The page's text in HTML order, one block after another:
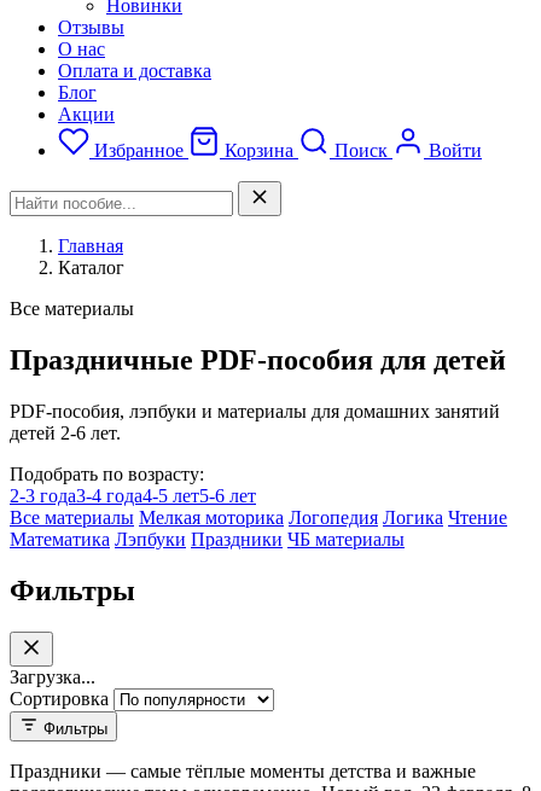
Новинки
Отзывы
О нас
Оплата и доставка
Блог
Акции
Избранное
Корзина Поиск Войти
Главная
Каталог
Все материалы
Праздничные PDF-пособия для детей
PDF-пособия, лэпбуки и материалы для домашних занятий
детей 2-6 лет.
Подобрать по возрасту:
2-3 года3-4 года4-5 лет5-6 лет
Все материалы Мелкая моторика Логопедия Логика Чтение
Математика Лэпбуки Праздники ЧБ материалы
Фильтры
Загрузка...
Сортировка
Фильтры
День Победы аппликации
Праздники — самые тёплые моменты детства и важные